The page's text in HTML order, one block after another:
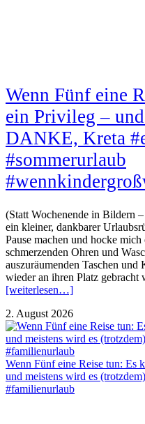
Wenn Fünf eine
ein Privileg –
DANKE, Kreta
#sommerurlaub
(Statt Wochenende in Bildern
ein kleiner, dankbarer
Pause machen und hocke
schmerzenden Ohren und
auszuräumenden Taschen
wieder an ihren Platz gebracht
[weiterlesen…]
2. August 2026
Wenn Fünf eine Reise tun: Es
und meistens wird es
#familienurlaub